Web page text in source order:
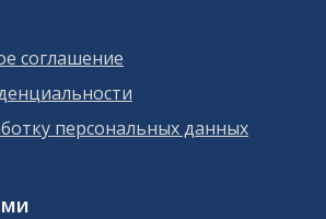
соглашение
персональных данных